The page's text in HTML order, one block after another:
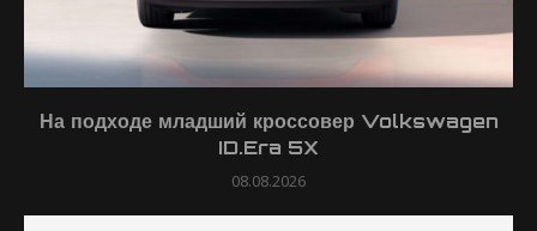
На подходе младший кроссовер Volkswagen
ID.Era 5X
08.08.2026